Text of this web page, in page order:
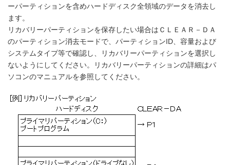
ーパーティションを含めハードディスク全領域のデータを消去し
ます。
リカバリーパーティションを保存したい場合はＣＬＥＡＲ－ＤＡ
のパーティション消去モードで、パーティションID、容量および
システムタイプ等で確認し、リカバリーパーティションを選択し
ないようにしてください。リカバリーパーティションの詳細はパ
ソコンのマニュアルを参照してください。